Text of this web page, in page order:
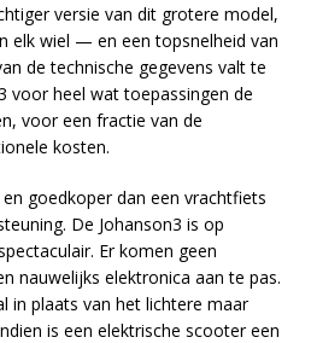
versie van dit grotere model,
wiel — en een topsnelheid van
de technische gegevens valt te
voor heel wat toepassingen de
voor een fractie van de
kosten.
goedkoper dan een vrachtfiets
De Johanson3 is op
Er komen geen
nauwelijks elektronica aan te pas.
in plaats van het lichtere maar
is een elektrische scooter een